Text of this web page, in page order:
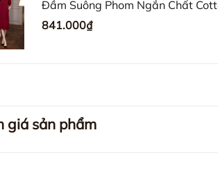
Đầm Suông Phom Ngắn Chất
D12481LW01
841.000₫
giá sản phẩm